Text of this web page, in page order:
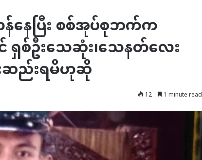
နေပြီး စစ်အုပ်စုဘက်က
ရှစ်ဦးသေဆုံး၊သေနတ်လေး
ဆည်းရမိဟုဆို
12 1 minute read